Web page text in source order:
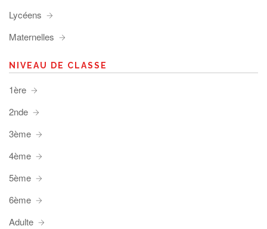
Lycéens
Maternelles
NIVEAU DE CLASSE
1ère
2nde
3ème
4ème
5ème
6ème
Adulte